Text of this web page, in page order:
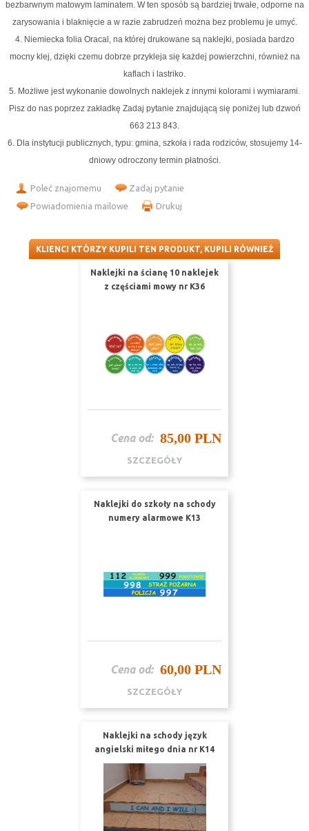
bezbarwnym matowym laminatem. W ten sposób są bardziej trwałe, odporne na
zarysowania i blaknięcie a w razie zabrudzeń można bez problemu je umyć.
4. Niemiecka folia Oracal , na której drukowane są naklejki, posiada bardzo
mocny klej, dzięki czemu dobrze przykleja się każdej powierzchni, również na
kaflach i lastriko.
5. Możliwe jest wykonanie dowolnych naklejek z innymi kolorami i wymiarami.
Pisz do nas poprzez zakładkę Zadaj pytanie znajdującą się poniżej lub dzwoń
663 213 843.
6. Dla instytucji publicznych, typu: gmina, szkoła i rada rodziców, stosujemy 14-
dniowy odroczony termin płatności.
Poleć znajomemu
Zadaj pytanie
Powiadomienia mailowe
Drukuj
KLIENCI KTÓRZY KUPILI TEN PRODUKT, KUPILI RÓWNIEŻ
Naklejki na ścianę 10 naklejek
z częściami mowy nr K36
Cena od: 85,00 PLN
SZCZEGÓŁY
Naklejki do szkoły na schody
numery alarmowe K13
Cena od: 60,00 PLN
SZCZEGÓŁY
Naklejki na schody język
angielski miłego dnia nr K14